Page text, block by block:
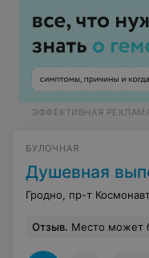
ЭФФЕКТИВНАЯ
БУЛОЧНАЯ
Душевная
Гродно, пр-т
Отзыв. Место может быть душевным, когда обслуживающий персонал рад тебе или как